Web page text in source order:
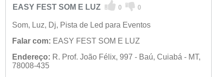
EASY FEST SOM E LUZ 0 0
Som, Luz, Dj, Pista de Led para Eventos
Falar com: EASY FEST SOM E LUZ
Endereço: R. Prof. João Félix, 997 - Baú, Cuiabá - MT,
78008-435